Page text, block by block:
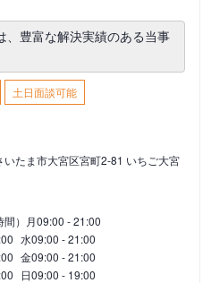
、豊富な解決実績のある当事
土日面談可能
いたま市大宮区宮町2-81 いちご大宮
） 月09:00 - 21:00
水09:00 - 21:00
金09:00 - 21:00
日09:00 - 19:00